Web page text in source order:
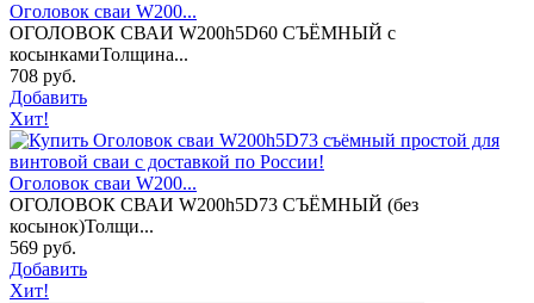
Оголовок сваи W200...
ОГОЛОВОК СВАИ W200h5D60 СЪЁМНЫЙ с
косынкамиТолщина...
708 руб.
Добавить
Хит!
Оголовок сваи W200...
ОГОЛОВОК СВАИ W200h5D73 СЪЁМНЫЙ (без
косынок)Толщи...
569 руб.
Добавить
Хит!